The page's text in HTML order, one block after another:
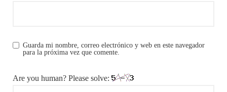
Guarda mi nombre, correo electrónico y web en este navegador
para la próxima vez que comente.
Are you human? Please solve: